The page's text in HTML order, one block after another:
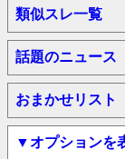
類似スレ一覧
話題のニュース
おまかせリスト
▼オプションを